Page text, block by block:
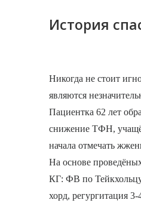
История
Никогда не стоит
являются
Пациентка 62 лет
снижение ТФН,
начала отмечать
На основе
КГ: ФВ по
хорд, регургитация